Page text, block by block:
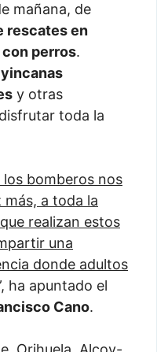
mañana, de
rescates en
perros.
yincanas
y otras
toda la
bomberos nos
a toda la
realizan estos
una
donde adultos
ha apuntado el
Cano.